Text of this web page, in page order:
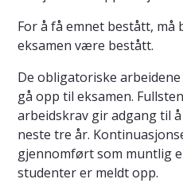
For å få emnet bestått,
eksamen være bestått.
De obligatoriske
gå opp til eksamen.
arbeidskrav gir adgang til
neste tre år.
gjennomført som muntlig
studenter er meldt opp.